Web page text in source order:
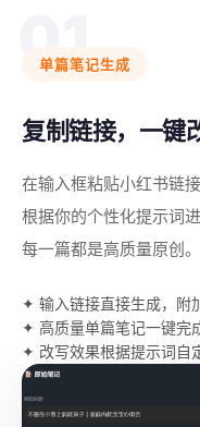
01
单篇笔记生成
复制链接，一键
在输入框粘贴小红书链
根据你的个性化提示词
每一篇都是高质量原创。
✦ 输入链接直接生成，附
✦ 高质量单篇笔记一键完
✦ 改写效果根据提示词自